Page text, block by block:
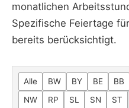
monatlichen
Spezifische Feiertage
bereits berücksichtigt.
Alle BW BY BE BB
NW
RP SL SN ST